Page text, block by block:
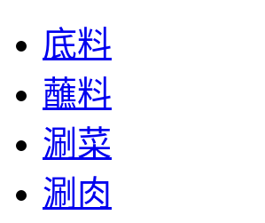
底料
蘸料
涮菜
涮肉